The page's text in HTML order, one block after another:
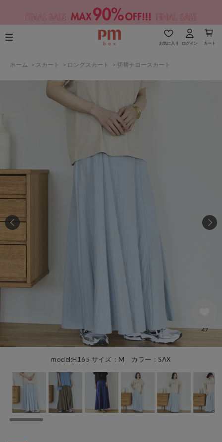
お気に入り ログイン カート
ホーム > スカート > ロングスカート > 切替ナロースカート
model:H165 サイズ：M カラー：SAX
47